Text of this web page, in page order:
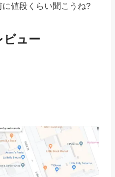
値段くらい聞こうね?
ビュー